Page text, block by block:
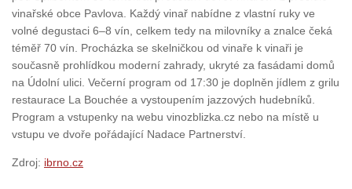
vinařské obce Pavlova. Každý vinař nabídne z vlastní ruky ve
volné degustaci 6–8 vín, celkem tedy na milovníky a znalce čeká
téměř 70 vín. Procházka se skelničkou od vinaře k vinaři je
současně prohlídkou moderní zahrady, ukryté za fasádami domů
na Údolní ulici. Večerní program od 17:30 je doplněn jídlem z grilu
restaurace La Bouchée a vystoupením jazzových hudebníků.
Program a vstupenky na webu vinozblizka.cz nebo na místě u
vstupu ve dvoře pořádající Nadace Partnerství.
Zdroj: ibrno.cz